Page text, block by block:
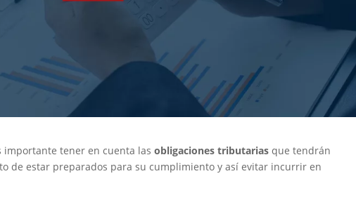
importante tener en cuenta lasobligaciones tributarias que tendrán
de estar preparados para su cumplimiento y así evitar incurrir en